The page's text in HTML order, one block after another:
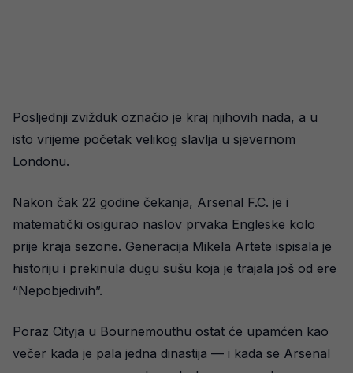
Posljednji zvižduk označio je kraj njihovih nada, a u
isto vrijeme početak velikog slavlja u sjevernom
Londonu.
Nakon čak 22 godine čekanja, Arsenal F.C. je i
matematički osigurao naslov prvaka Engleske kolo
prije kraja sezone. Generacija Mikela Artete ispisala je
historiju i prekinula dugu sušu koja je trajala još od ere
“Nepobjedivih”.
Poraz Cityja u Bournemouthu ostat će upamćen kao
večer kada je pala jedna dinastija — i kada se Arsenal